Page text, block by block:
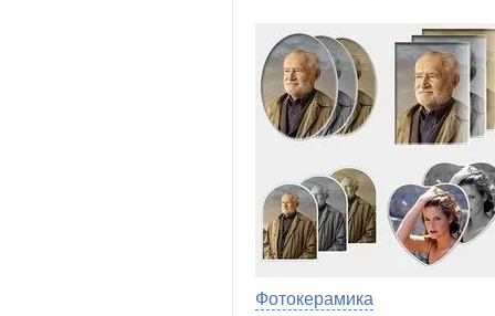
Фотокерамика